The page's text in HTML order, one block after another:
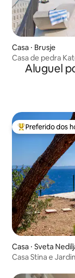
Casa ⋅ Brusje
Casa de pedra
HvarAluguel
Entre os
Preferido dos
Casa ⋅ Sveta
Casa Stina e